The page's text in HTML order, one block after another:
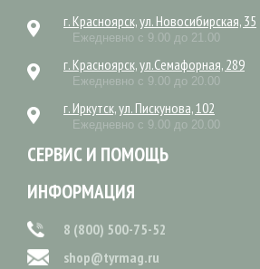
г. Красноярск, ул. Новосибирская, 35
Ежедневно с 9.00 до 21.00
г. Красноярск, ул.Семафорная, 289
Ежедневно с 9.00 до 20.00
г. Иркутск, ул. Пискунова, 102
Ежедневно с 9.00 до 20.00
СЕРВИС И ПОМОЩЬ
ИНФОРМАЦИЯ
8 (800) 500-75-52
shop@tyrmag.ru